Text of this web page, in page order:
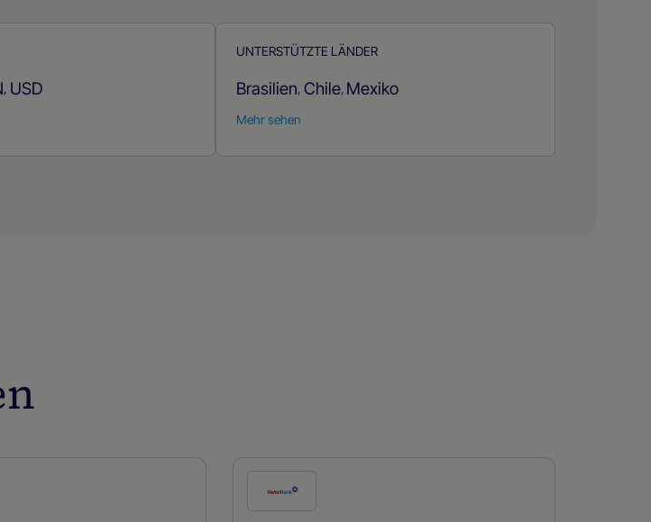
USD
UNTERSTÜTZTE LÄNDER
Brasilien Chile, Mexiko
Mehr sehen
Prüfe
diese